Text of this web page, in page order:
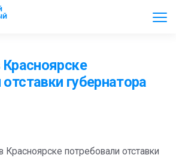
губернатора
Красноярске потребовали отставки